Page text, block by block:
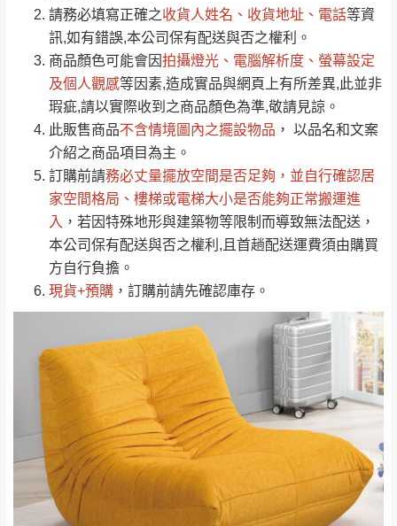
請務必填寫正確之收貨人姓名、收貨地址、電話等資
訊,如有錯誤,本公司保有配送與否之權利。
商品顏色可能會因拍攝燈光、電腦解析度、螢幕設定
及個人觀感等因素,造成實品與網頁上有所差異,此並非
瑕疵,請以實際收到之商品顏色為準,敬請見諒。
此販售商品不含情境圖內之擺設物品 ， 以品名和文案
介紹之商品項目為主。
訂購前請務必丈量擺放空間是否足夠 ，並自行確認居
家空間格局、 樓梯或電梯大小是否能夠正常搬運進
入 ，若因特殊地形與建築物等限制而導致無法配送，
本公司保有配送與否之權利,且首趟配送運費須由購買
方自行負擔。
現貨+預購 ，訂購前請先確認庫存。
苗栗
$ 9,000以下：
NT$500元
＊A108產品另收運費
安鄉、大湖鄉、頭
屋、獅潭鄉
配送天數：5~14天
到貨時間：指定送貨日當天以電話聯絡確認
｜周（一）配送部門固定公休無送貨｜
台北市、新北市地區固定每周(三)、(日)兩天收送貨
暫無配送地區 ：彰化、南投、雲林、嘉義、台南、高
雄、屏東、宜蘭、 花蓮、台東、金門、馬祖、澎湖地區
（可於LINE線上詢問 →
@dershin ）
加收說明
。
發票寄送：
若您選擇三聯式或索取兩聯式發票，發票將於商品
完成出貨15個工作天另行寄出，另外約加上2~7個
工作天內送達，如遇國定假日將順延寄送。
退換貨說明：
若收到不良品，請於到貨日起七日內通知本
公司客服人員，我們將為您更換新品，運費
皆由本站負責，所有退回及換貨之商品必須
是全新狀態且完整包裝，床墊、床包、枕頭
類產品需為未拆封狀態(請保持商品、附件、
包裝、廠商紙及所有附隨文件或資料之完整
性)，若未依照上述方式處理，恕無法接受退
由於透過電腦螢幕選購商品，可能會因個人
電腦螢幕的設定色差或解析度等因素， 與實
際商品的顏色、質感稍有不同，如因此而需
退換貨， 需自付來回運費及人資成本，請您
訂購前詳加確認。(包含商品尺寸是否合適)。
訂購前請確認商品尺寸，大型物件因為人工
丈量，難免會有些許誤差值(約正負0.5CM)